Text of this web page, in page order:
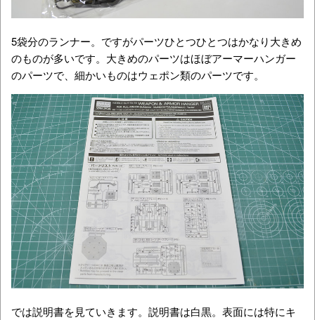
5袋分のランナー。ですがパーツひとつひとつはかなり大きめ
のものが多いです。大きめのパーツはほぼアーマーハンガー
のパーツで、細かいものはウェポン類のパーツです。
では説明書を見ていきます。説明書は白黒。表面には特にキ